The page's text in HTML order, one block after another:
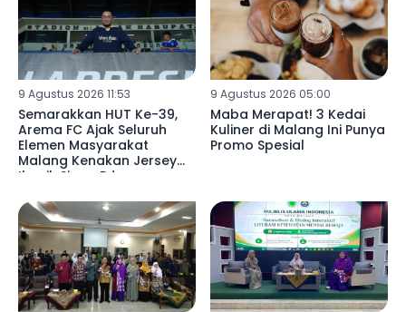
9 Agustus 2026 11:53
Semarakkan HUT Ke-39,
Arema FC Ajak Seluruh
Elemen Masyarakat
Malang Kenakan Jersey
Ikonik Singo Edan
9 Agustus 2026 05:00
Maba Merapat! 3 Kedai
Kuliner di Malang Ini Punya
Promo Spesial